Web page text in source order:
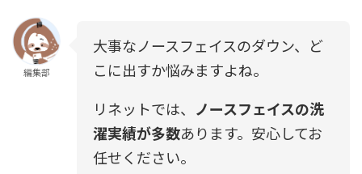
編集部
大事なノースフェイスのダウン、ど
こに出すか悩みますよね。
リネットでは、 ノースフェイスの洗
濯実績が多数あります。安心してお
任せください。